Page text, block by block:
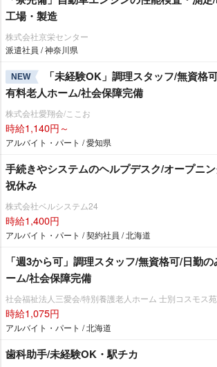
工場・製造
株式会社京栄センター
派遣社員 / 神奈川県
NEW
「未経験OK」調理スタッフ/無資格
有料老人ホーム/社会保障完備
株式会社愛翔会/ここお
時給1,140円～
アルバイト・パート / 愛知県
手続きやシステムのヘルプデスク/オープニ
祝休み
株式会社ベルシステム24
時給1,400円
アルバイト・パート / 契約社員 / 北海道
「週3から可」調理スタッフ/無資格可/日勤
ーム/社会保障完備
社会福祉法人三愛会/特別養護老人ホーム 士別コスモス苑
時給1,075円
アルバイト・パート / 北海道
歯科助手/未経験OK・駅チカ